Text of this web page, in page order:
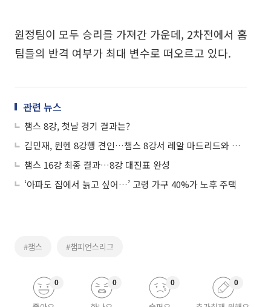
원정팀이 모두 승리를 가져간 가운데, 2차전에서 홈
팀들의 반격 여부가 최대 변수로 떠오르고 있다.
관련 뉴스
챔스 8강, 첫날 경기 결과는?
김민재, 뮌헨 8강행 견인…챔스 8강서 레알 마드리드와 격돌
챔스 16강 최종 결과…8강 대진표 완성
‘아파도 집에서 늙고 싶어…’ 고령 가구 40%가 노후 주택
#챔스 #챔피언스리그
0 0 0 0